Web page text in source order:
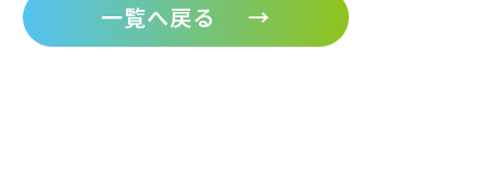
一覧へ戻る →